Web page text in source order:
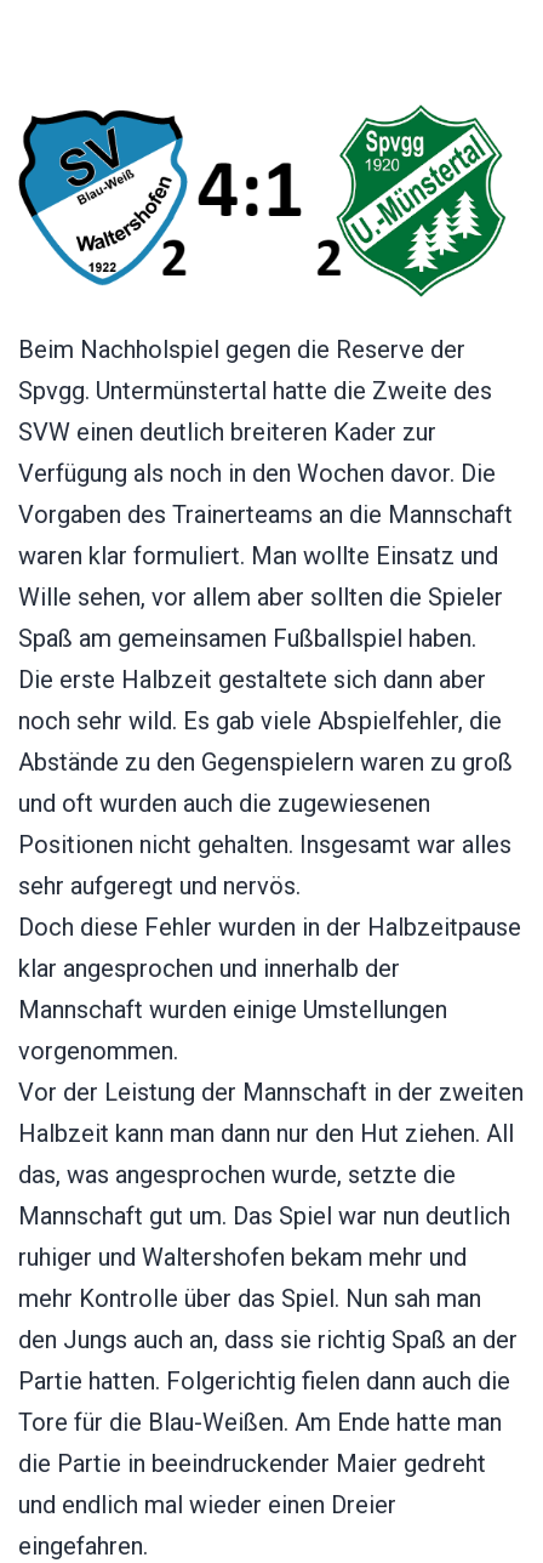
Beim Nachholspiel gegen die Reserve der
Spvgg. Untermünstertal hatte die Zweite des
SVW einen deutlich breiteren Kader zur
Verfügung als noch in den Wochen davor. Die
Vorgaben des Trainerteams an die Mannschaft
waren klar formuliert. Man wollte Einsatz und
Wille sehen, vor allem aber sollten die Spieler
Spaß am gemeinsamen Fußballspiel haben.
Die erste Halbzeit gestaltete sich dann aber
noch sehr wild. Es gab viele Abspielfehler, die
Abstände zu den Gegenspielern waren zu groß
und oft wurden auch die zugewiesenen
Positionen nicht gehalten. Insgesamt war alles
sehr aufgeregt und nervös.
Doch diese Fehler wurden in der Halbzeitpause
klar angesprochen und innerhalb der
Mannschaft wurden einige Umstellungen
vorgenommen.
Vor der Leistung der Mannschaft in der zweiten
Halbzeit kann man dann nur den Hut ziehen. All
das, was angesprochen wurde, setzte die
Mannschaft gut um. Das Spiel war nun deutlich
ruhiger und Waltershofen bekam mehr und
mehr Kontrolle über das Spiel. Nun sah man
den Jungs auch an, dass sie richtig Spaß an der
Partie hatten. Folgerichtig fielen dann auch die
Tore für die Blau-Weißen. Am Ende hatte man
die Partie in beeindruckender Maier gedreht
und endlich mal wieder einen Dreier
eingefahren.